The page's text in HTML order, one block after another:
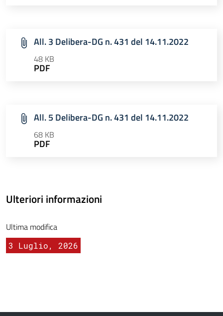
All. 3 Delibera-DG n. 431 del 14.11.2022
48 KB
PDF
All. 5 Delibera-DG n. 431 del 14.11.2022
68 KB
PDF
Ulteriori informazioni
Ultima modifica
3 Luglio, 2026